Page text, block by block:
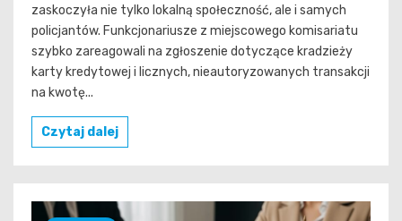
zaskoczyła nie tylko lokalną społeczność, ale i samych
policjantów. Funkcjonariusze z miejscowego komisariatu
szybko zareagowali na zgłoszenie dotyczące kradzieży
karty kredytowej i licznych, nieautoryzowanych transakcji
na kwotę...
Czytaj dalej